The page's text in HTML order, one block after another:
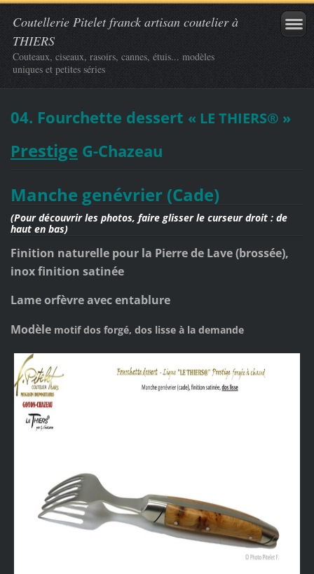
Coutellerie Pitelet franck artisan coutelier à
THIERS
Couteaux, ciseaux, rasoirs, cannes, étuis... modèles
uniques et petites séries
04. Fourchette dessert « LE THIERS® »
Prestige G-Chazeau
Manche genévrier (Cade)
(Pour découvrir les photos, faire glisser le curseur droit : de
haut en bas)
Finition naturelle pour la Pierre de Lave(brossée),
inox finition satinée
Lame orfèvre avec entablure
Modèle motif dos forgé, dos lisse à la demande